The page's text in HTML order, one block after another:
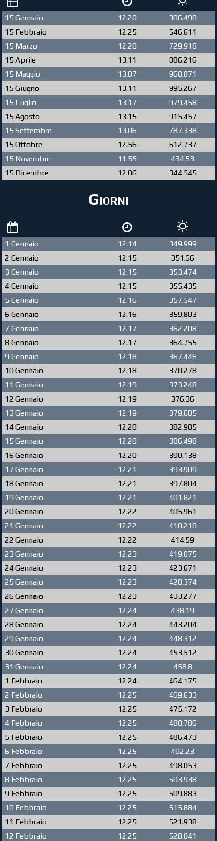
15 Gennaio 12.20
386.498
15 Febbraio
12.25
546.611
15 Marzo
12.20
729.918
15 Aprile
13.11
886.216
15 Maggio
13.07
968.871
15 Giugno
13.11
995.267
15 Luglio
13.17
979.458
15 Agosto
13.15
915.457
15 Settembre
13.06
787.338
15 Ottobre
12.56
612.737
15 Novembre
11.55
434.53
15 Dicembre
12.06 344.545
Giorni
1 Gennaio 12.14
349.999
2 Gennaio
12.15
351.66
3 Gennaio
12.15
353.474
4 Gennaio
12.15
355.435
5 Gennaio
12.16
357.547
6 Gennaio
12.16
359.803
7 Gennaio
12.17
362.208
8 Gennaio
12.17
364.755
9 Gennaio
12.18
367.446
10 Gennaio
12.18
370.278
11 Gennaio
12.19
373.248
12 Gennaio
12.19
376.36
13 Gennaio
12.19
379.605
14 Gennaio
12.20
382.985
15 Gennaio
12.20
386.498
16 Gennaio
12.20
390.138
17 Gennaio
12.21
393.909
18 Gennaio
12.21
397.804
19 Gennaio
12.21
401.821
20 Gennaio
12.22
405.961
21 Gennaio
12.22
410.218
22 Gennaio
12.22
414.59
23 Gennaio
12.23
419.075
24 Gennaio
12.23
423.671
25 Gennaio
12.23
428.374
26 Gennaio
12.23
433.277
27 Gennaio
12.24
438.19
28 Gennaio
12.24
443.204
29 Gennaio
12.24
448.312
30 Gennaio
12.24
453.512
31 Gennaio
12.24
458.8
1 Febbraio
12.24
464.175
2 Febbraio
12.25
469.633
3 Febbraio
12.25
475.172
4 Febbraio
12.25
480.786
5 Febbraio
12.25
486.473
6 Febbraio
12.25
492.23
7 Febbraio
12.25
498.053
8 Febbraio
12.25
503.938
9 Febbraio
12.25
509.883
10 Febbraio
12.25
515.884
11 Febbraio
12.25
521.938
12 Febbraio
12.25 528.041